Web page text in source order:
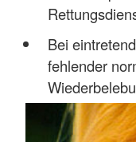
Bei
fehlender